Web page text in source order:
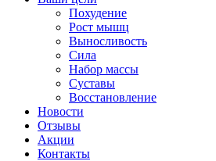
Похудение
Рост мышц
Выносливость
Сила
Набор массы
Суставы
Восстановление
Новости
Отзывы
Акции
Контакты